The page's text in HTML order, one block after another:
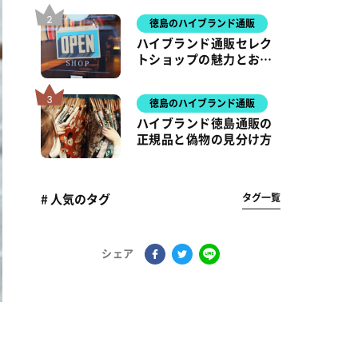
徳島のハイブランド通販
ハイブランド通販セレク
トショップの魅力とおす
徳島のハイブランド通販
ハイブランド徳島通販の
正規品と偽物の見分け方
# 人気のタグ タグ一覧
シェア